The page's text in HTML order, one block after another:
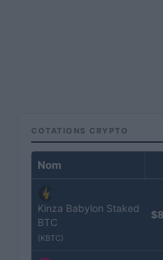
COTATIONS CRYPTO
Nom
Kinza Babylon Staked
BTC
(KBTC)